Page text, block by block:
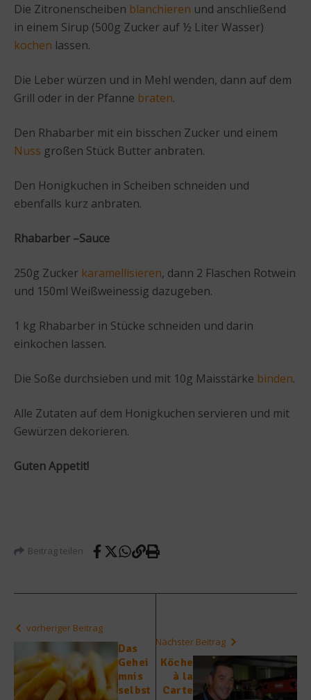
Die Zitronenscheiben blanchieren und anschließend
in einem Sirup (500g Zucker auf ½ Liter Wasser)
kochen lassen.
Die Leber würzen und in Mehl wenden, dann auf dem
Grill oder in der Pfanne braten.
Den Rhabarber mit ein bisschen Zucker und einem
Nuss großen Stück Butter anbraten.
Den Honigkuchen in Scheiben schneiden und
ebenfalls kurz anbraten.
Rhabarber –Sauce
250g Zucker karamellisieren, dann 2 Flaschen Rotwein
und 150ml Weißweinessig dazugeben.
1 kg Rhabarber in Stücke schneiden und darin
einkochen lassen.
Die Soße durchsieben und mit 10g Maisstärke binden.
Alle Zutaten auf dem Honigkuchen servieren und mit
Gewürzen dekorieren.
Guten Appetit!
Beitrag teilen
vorheriger Beitrag
Das
Gehei
mnis
selbst
Nächster Beitrag
Köche
à la
Carte